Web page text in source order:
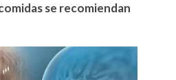
se recomiendan